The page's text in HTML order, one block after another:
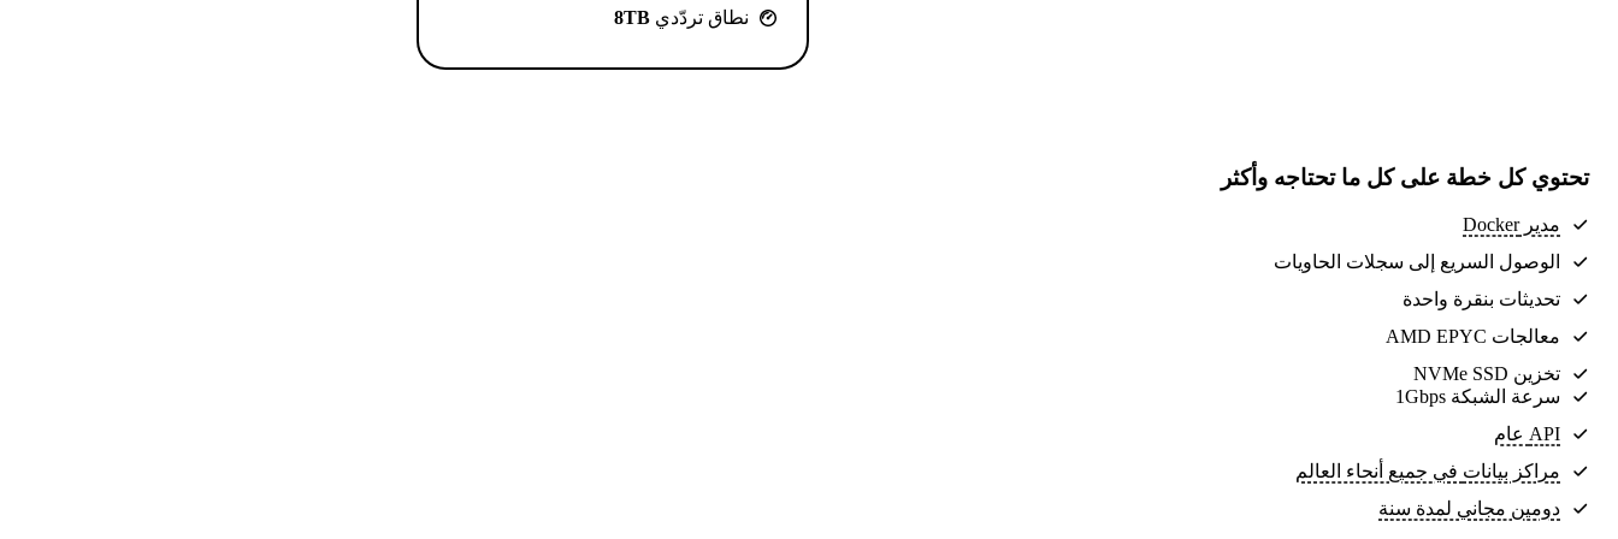
نطاق تردّدي 8TB
تحتوي كل خطة على كل ما تحتاجه وأكثر
مدير Docker
الوصول السريع إلى سجلات الحاويات
تحديثات بنقرة واحدة
معالجات AMD EPYC
تخزين NVMe SSD
سرعة الشبكة 1Gbps
API عام
مراكز بيانات في جميع أنحاء العالم
دومين مجاني لمدة سنة